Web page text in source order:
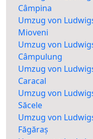
Câmpina
Umzug von
Mioveni
Umzug von
Câmpulung
Umzug von
Caracal
Umzug von
Săcele
Umzug von
Făgăraș